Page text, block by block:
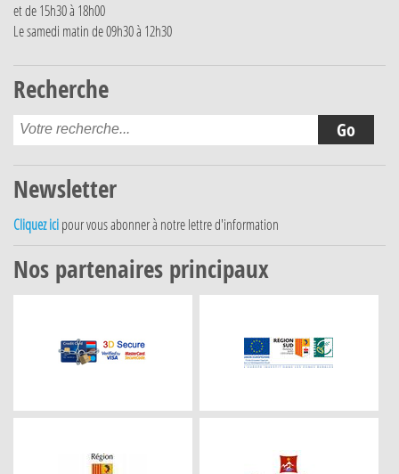
et de 15h30 à 18h00
Le samedi matin de 09h30 à 12h30
Recherche
Newsletter
Cliquez ici pour vous abonner à notre lettre d'information
Nos partenaires principaux